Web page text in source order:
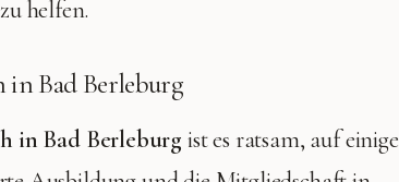
helfen.
in Bad Berleburg
in Bad Berleburg ist es ratsam, auf einige